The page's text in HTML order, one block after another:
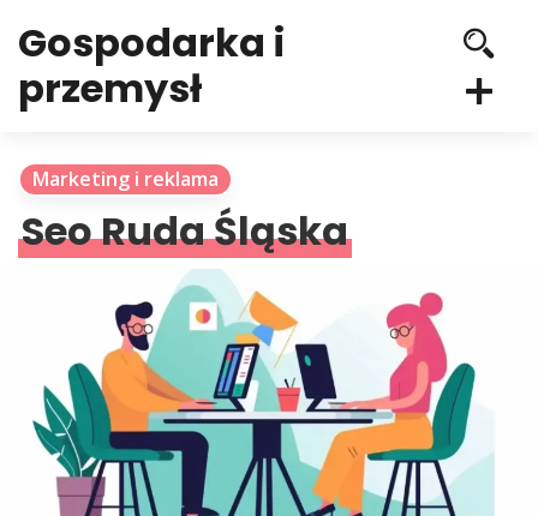
Gospodarka i
przemysł
Marketing i reklama
Seo Ruda Śląska